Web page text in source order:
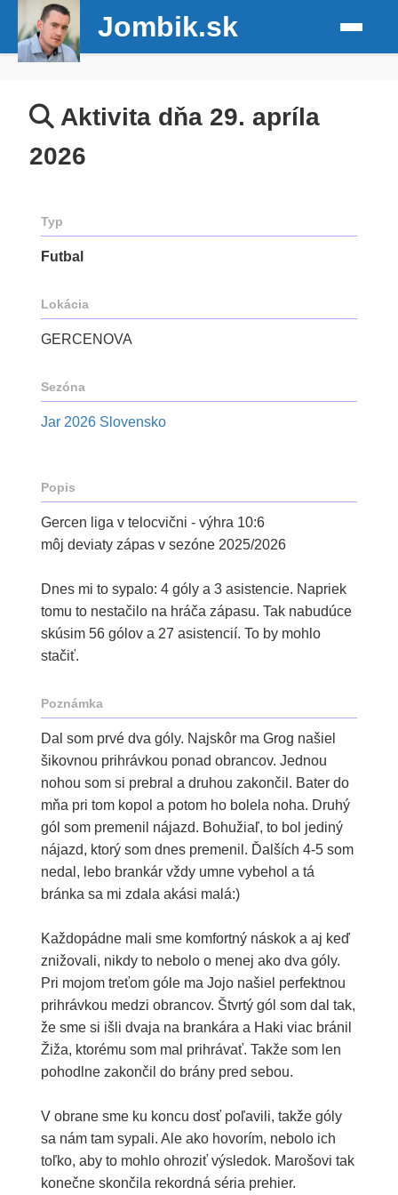
Jombik.sk
Aktivita dňa 29. apríla
2026
Typ
Futbal
Lokácia
GERCENOVA
Sezóna
Jar 2026 Slovensko
Popis
Gercen liga v telocvični - výhra 10:6
môj deviaty zápas v sezóne 2025/2026
Dnes mi to sypalo: 4 góly a 3 asistencie. Napriek
tomu to nestačilo na hráča zápasu. Tak nabudúce
skúsim 56 gólov a 27 asistencií. To by mohlo
stačiť.
Poznámka
Dal som prvé dva góly. Najskôr ma Grog našiel
šikovnou prihrávkou ponad obrancov. Jednou
nohou som si prebral a druhou zakončil. Bater do
mňa pri tom kopol a potom ho bolela noha. Druhý
gól som premenil nájazd. Bohužiaľ, to bol jediný
nájazd, ktorý som dnes premenil. Ďalších 4-5 som
nedal, lebo brankár vždy umne vybehol a tá
bránka sa mi zdala akási malá:)
Každopádne mali sme komfortný náskok a aj keď
znižovali, nikdy to nebolo o menej ako dva góly.
Pri mojom treťom góle ma Jojo našiel perfektnou
prihrávkou medzi obrancov. Štvrtý gól som dal tak,
že sme si išli dvaja na brankára a Haki viac bránil
Žiža, ktorému som mal prihrávať. Takže som len
pohodlne zakončil do brány pred sebou.
V obrane sme ku koncu dosť poľavili, takže góly
sa nám tam sypali. Ale ako hovorím, nebolo ich
toľko, aby to mohlo ohroziť výsledok. Marošovi tak
konečne skončila rekordná séria prehier.